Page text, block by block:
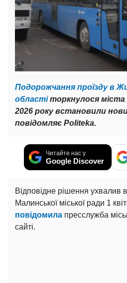
Подорожчання проїзду в
областіторкнулося міста
2026 року встановили
повідомляє Politeka.
Читайте нас у
Google Discover
Відповідне рішення ухвалив
Малинської міської ради 1
повідомила пресслужба
сайті.